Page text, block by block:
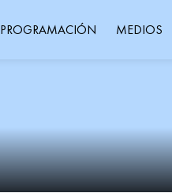
PROGRAMACIÓN MEDIOS